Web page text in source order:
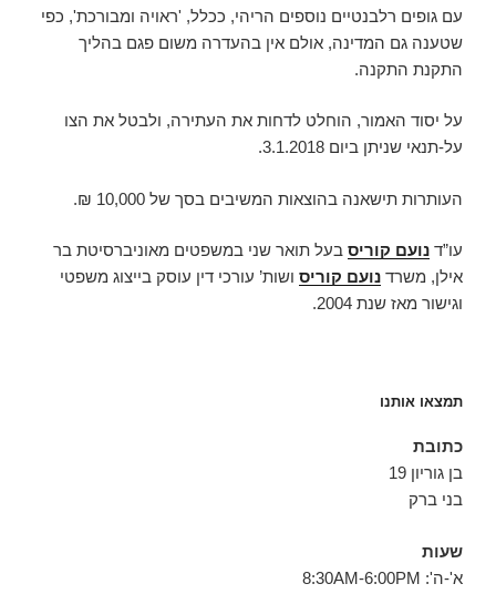
עם גופים רלבנטיים נוספים הריהי, ככלל, 'ראויה ומבורכת', כפי
שטענה גם המדינה, אולם אין בהעדרה משום פגם בהליך
התקנת התקנה.
על יסוד האמור, הוחלט לדחות את העתירה, ולבטל את הצו
על-תנאי שניתן ביום 3.1.2018.
העותרות תישאנה בהוצאות המשיבים בסך של 10,000 ₪.
עו”ד נועם קוריס בעל תואר שני במשפטים מאוניברסיטת בר
אילן, משרד נועם קוריס ושות’ עורכי דין עוסק בייצוג משפטי
וגישור מאז שנת 2004.
תמצאו אותנו
כתובת
בן גוריון 19
בני ברק
שעות
א'-ה': 8:30AM-6:00PM